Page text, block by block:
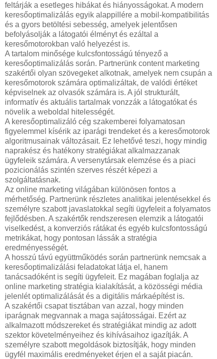
feltárják a esetleges hibákat és hiányosságokat. A modern
keresőoptimalizálás egyik alappillére a mobil-kompatibilitás
és a gyors betöltési sebesség, amelyek jelentősen
befolyásolják a látogatói élményt és ezáltal a
keresőmotorokban való helyezést is.
A tartalom minősége kulcsfontosságú tényező a
keresőoptimalizálás során. Partnerünk content marketing
szakértői olyan szövegeket alkotnak, amelyek nem csupán a
keresőmotorok számára optimalizáltak, de valódi értéket
képviselnek az olvasók számára is. A jól strukturált,
informatív és aktuális tartalmak vonzzák a látogatókat és
növelik a weboldal hitelességét.
A keresőoptimalizáló cég szakemberei folyamatosan
figyelemmel kísérik az iparági trendeket és a keresőmotorok
algoritmusainak változásait. Ez lehetővé teszi, hogy mindig
naprakész és hatékony stratégiákat alkalmazzanak
ügyfeleik számára. A versenytársak elemzése és a piaci
pozicionálás szintén szerves részét képezi a
szolgáltatásnak.
Az online marketing világában különösen fontos a
mérhetőség. Partnerünk részletes analitikai jelentésekkel és
személyre szabott javaslatokkal segíti ügyfeleit a folyamatos
fejlődésben. A szakértők rendszeresen elemzik a látogatói
viselkedést, a konverziós rátákat és egyéb kulcsfontosságú
metrikákat, hogy pontosan lássák a stratégia
eredményességét.
A hosszú távú együttműködés során partnerünk nemcsak a
keresőoptimalizálási feladatokat látja el, hanem
tanácsadóként is segíti ügyfeleit. Ez magában foglalja az
online marketing stratégia kialakítását, a közösségi média
jelenlét optimalizálását és a digitális márkaépítést is.
A szakértői csapat tisztában van azzal, hogy minden
iparágnak megvannak a maga sajátosságai. Ezért az
alkalmazott módszereket és stratégiákat mindig az adott
szektor követelményeihez és kihívásaihoz igazítják. A
személyre szabott megoldások biztosítják, hogy minden
ügyfél maximális eredményeket érjen el a saját piacán.